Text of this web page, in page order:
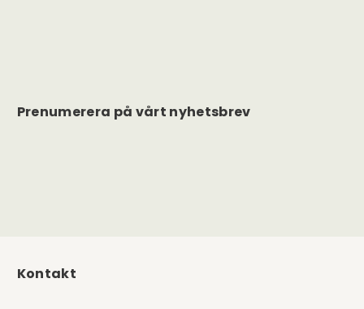
Prenumerera på vårt nyhetsbrev
Kontakt